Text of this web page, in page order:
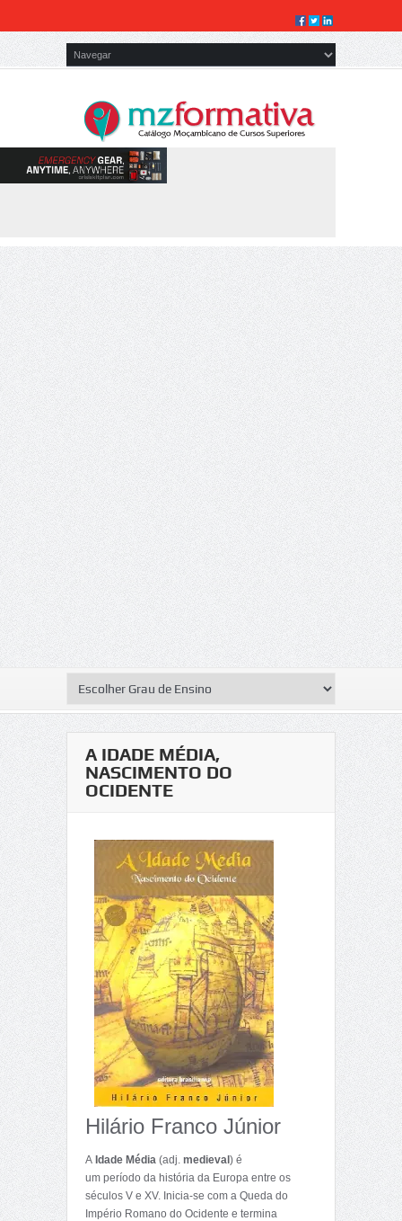
A IDADE MÉDIA,
NASCIMENTO DO
OCIDENTE
Hilário Franco Júnior
A Idade Média (adj. medieval ) é
um período da história da Europa entre os
séculos V e XV. Inicia-se com a Queda do
Império Romano do Ocidente e termina